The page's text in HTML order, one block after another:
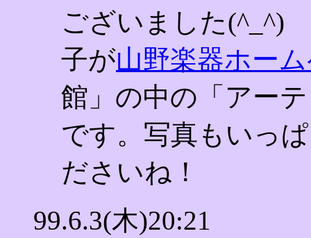
ございました(^_^)
子が山野楽器ホー
館」の中の「アー
です。写真もいっ
ださいね！
99.6.3(木)20:21